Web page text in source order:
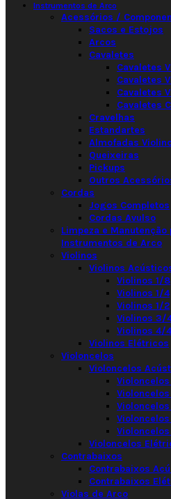
Instrumentos de Arco
Acessórios /
Sacos e Estojos
Arcos
Cavaletes
Cavaletes
Cavaletes
Cavaletes
Cavaletes
Cravelhas
Estandartes
Almofadas
Queixeiras
Pickups
Outros
Cordas
Jogos Completos
Cordas Avulso
Limpeza e Manutenção
Instrumentos de Arco
Violinos
Violinos
Violinos 1/8
Violinos 1/4
Violinos 1/2
Violinos 3/
Violinos 4/4
Violinos Elétricos
Violoncelos
Violoncelos
Violoncelos
Contrabaixos
Contrabaixos
Contrabaixos
Violas de Arco